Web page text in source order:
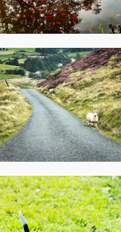
Le Bardon, octobre 2023 –
Hanroro : Goldfish
Goginan, août 2023 –
Canned Heat : On the road
again